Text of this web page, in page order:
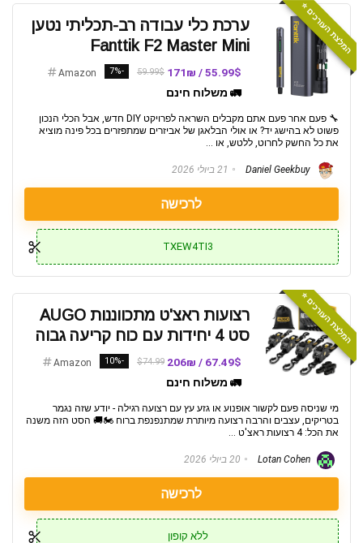
המלצת העורכים ⭐️
ערכת כלי עבודה רב-תכליתי נטען
Fanttik F2 Master Mini
55.99$ / 171₪
59.99$
-7%
Amazon
🚛 משלוח חינם
🔧 פעם אחר פעם אתם מקבלים השראה לפרויקט DIY חדש, אבל הכלי הנכון
פשוט לא בהישג יד? או אולי הבלאגן של אביזרים שמתפזרים בכל פינה מוציא
את כל החשק לחרוט, ללטש, או ...
21 ביולי 2026
לרכישה
TXEW4TI3
המלצת העורכים ⭐️
רצועות ראצ'ט מתכווננות AUGO
סט 4 יחידות עם כוח קריעה גבוה
67.49$ / 206₪
$74.99
-10%
Amazon
🚛 משלוח חינם
מי שניסה פעם לקשור אופנוע או גזע עץ עם רצועה רגילה - יודע שזה נגמר
בטריקים, עצבים והרבה רצועה מיותרת שמתנפנפת ברוח 🏍️🚚 הסט הזה משנה
את הכל: 4 רצועות ראצ'ט ...
20 ביולי 2026
לרכישה
ללא קופון